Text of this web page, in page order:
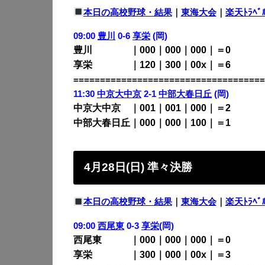
本日の高校野球・結果｜ 東海大会｜ 楽天ﾄﾗﾍﾞ
09:00 豊川 0-6 享栄 (岡)
豊川 ｜000｜000｜000｜＝0
享栄 ｜120｜300｜00x｜＝6
11:30 中京大中京 2-1 中部大春日丘 (岡)
中京大中京 ｜001｜001｜000｜＝2
中部大春日丘｜000｜000｜100｜＝1
4月28日(日) 準々決勝
本日の高校野球・結果｜ 東海大会｜ 楽天ﾄﾗﾍﾞ
09:00 西尾東 0-3 享栄(岡)
西尾東 ｜000｜000｜000｜＝0
享栄 ｜300｜000｜00x｜＝3